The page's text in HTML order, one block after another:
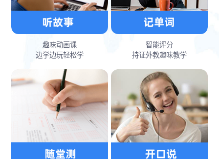
趣味动画课
边学边玩轻松学
智能评分
持证外教趣味教学